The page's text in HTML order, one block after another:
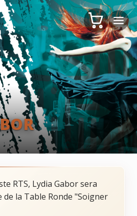
RTS, Lydia Gabor sera
la Table Ronde "Soigner